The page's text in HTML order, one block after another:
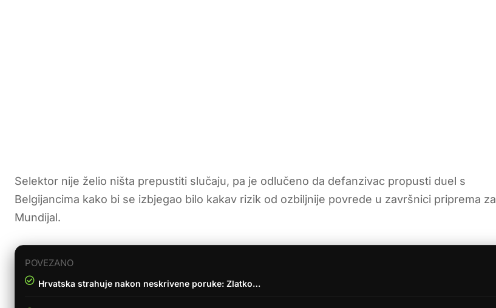
Selektor nije želio ništa prepustiti slučaju, pa je odlučeno da defanzivac propusti duel s
Belgijancima kako bi se izbjegao bilo kakav rizik od ozbiljnije povrede u završnici priprema za
Mundijal.
POVEZANO
Hrvatska strahuje nakon neskrivene poruke: Zlatko…